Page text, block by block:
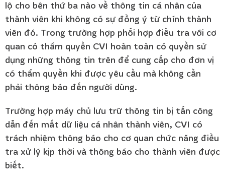
lộ cho bên thứ ba nào về thông tin cá nhân của
thành viên khi không có sự đồng ý từ chính thành
viên đó. Trong trường hợp phối hợp điều tra với cơ
quan có thẩm quyền CVI hoàn toàn có quyền sử
dụng những thông tin trên để cung cấp cho đơn vị
có thẩm quyền khi được yêu cầu mà không cần
phải thông báo đến người dùng.
Trường hợp máy chủ lưu trữ thông tin bị tấn công
dẫn đến mất dữ liệu cá nhân thành viên, CVI có
trách nhiệm thông báo cho cơ quan chức năng điều
tra xử lý kịp thời và thông báo cho thành viên được
biết.